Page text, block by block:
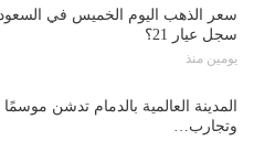
سعر الذهب اليوم الخميس في
سجل عيار 21؟
يومين منذ
وتجارب…